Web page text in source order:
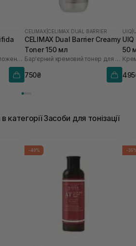
Тонер для глибокого зволоження з лізатом біфідобактерій 85%
CELIMAX CELIMAX DUAL BARRIER
CELIMAX Dual Barrier Creamy
Toner 150 мл
Бар'єрний кремовий тонер для обличчя
750₴
UIQ
50
категорії Засоби для тонізації
-40% -